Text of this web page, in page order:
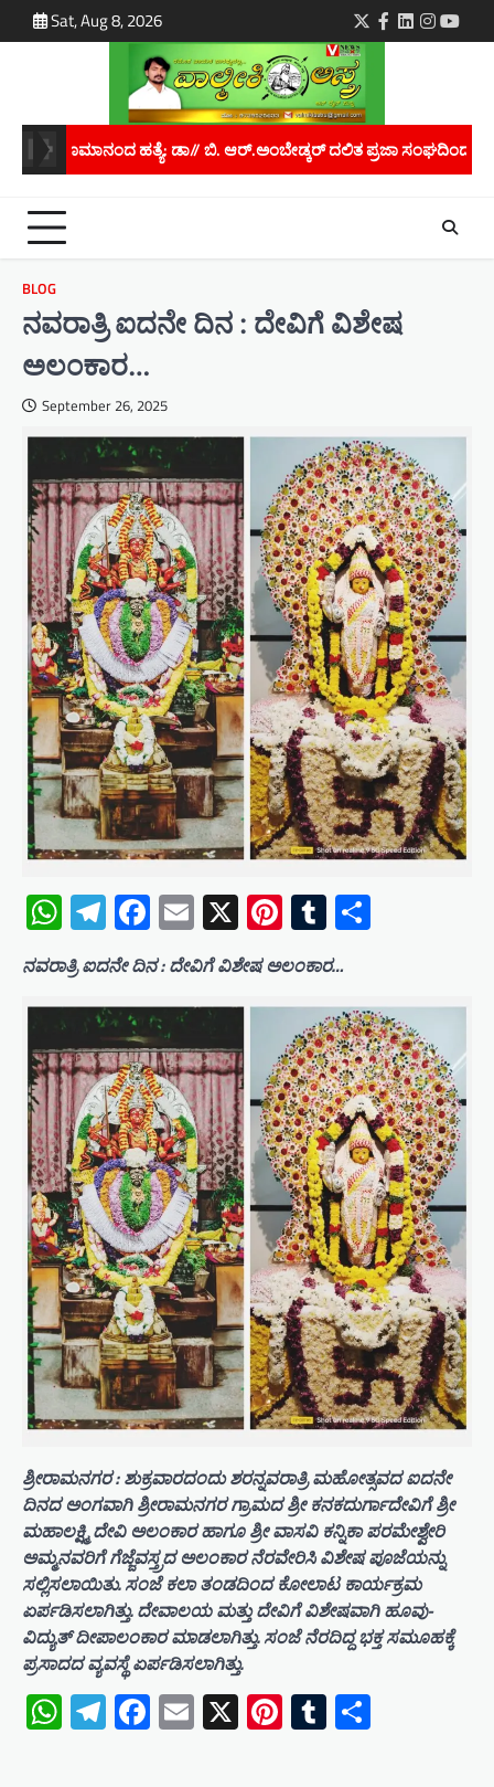
to
Sat, Aug 8, 2026 Twitter
Facebook
LinkedIn
ದಲಿತ ಪ್ರಜಾ ಸಂಘದಿಂದ ರಾಜ್ಯಪಾಲರಿಗೆ ಮನವಿ.. ಮಾನವ
BLOG
ನವರಾತ್ರಿ ಐದನೇ ದಿನ : ದೇವಿಗೆ ವಿಶೇಷ
ಅಲಂಕಾರ…
September 26, 2025
WhatsApp
Telegram
Facebook
Email
X Pinterest
Tumblr
ನವರಾತ್ರಿ ಐದನೇ ದಿನ : ದೇವಿಗೆ ವಿಶೇಷ ಅಲಂಕಾರ…
ಶ್ರೀರಾಮನಗರ : ಶುಕ್ರವಾರದಂದು ಶರನ್ನವರಾತ್ರಿ ಮಹೋತ್ಸವದ ಐದನೇ
ದಿನದ ಅಂಗವಾಗಿ ಶ್ರೀರಾಮನಗರ ಗ್ರಾಮದ ಶ್ರೀ ಕನಕದುರ್ಗಾದೇವಿಗೆ ಶ್ರೀ
ಮಹಾಲಕ್ಷ್ಮಿ ದೇವಿ ಅಲಂಕಾರ ಹಾಗೂ ಶ್ರೀ ವಾಸವಿ ಕನ್ನಿಕಾ ಪರಮೇಶ್ವೇರಿ
ಅಮ್ಮನವರಿಗೆ ಗೆಜ್ಜೆವಸ್ತ್ರದ ಅಲಂಕಾರ ನೆರವೇರಿಸಿ ವಿಶೇಷ ಪೂಜೆಯನ್ನು
ಸಲ್ಲಿಸಲಾಯಿತು. ಸಂಜೆ ಕಲಾ ತಂಡದಿಂದ ಕೋಲಾಟ ಕಾರ್ಯಕ್ರಮ
ಏರ್ಪಡಿಸಲಾಗಿತ್ತು. ದೇವಾಲಯ ಮತ್ತು ದೇವಿಗೆ ವಿಶೇಷವಾಗಿ ಹೂವು-
ವಿದ್ಯುತ್‌ ದೀಪಾಲಂಕಾರ ಮಾಡಲಾಗಿತ್ತು. ಸಂಜೆ ನೆರದಿದ್ದ ಭಕ್ತ ಸಮೂಹಕ್ಕೆ
ಪ್ರಸಾದದ ವ್ಯವಸ್ಥೆ ಏರ್ಪಡಿಸಲಾಗಿತ್ತು.
WhatsApp
Telegram
Facebook
Email
X Pinterest
Tumblr